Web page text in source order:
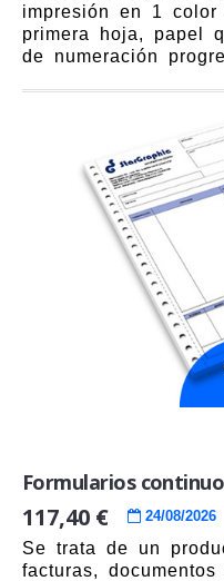
impresión en 1
primera hoja, papel
de numeración
Formularios
117,40 € 24/08/2026
Se trata de un
facturas,